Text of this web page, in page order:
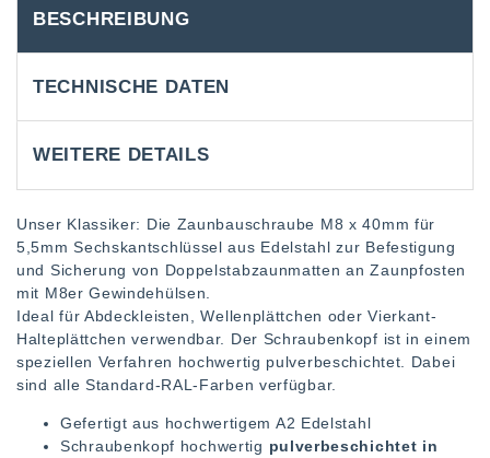
BESCHREIBUNG
TECHNISCHE DATEN
WEITERE DETAILS
Unser Klassiker: Die Zaunbauschraube M8 x 40mm für
5,5mm Sechskantschlüssel aus Edelstahl zur Befestigung
und Sicherung von Doppelstabzaunmatten an Zaunpfosten
mit M8er Gewindehülsen.
Ideal für Abdeckleisten, Wellenplättchen oder Vierkant-
Halteplättchen verwendbar. Der Schraubenkopf ist in einem
speziellen Verfahren hochwertig pulverbeschichtet. Dabei
sind alle Standard-RAL-Farben verfügbar.
Gefertigt aus hochwertigem A2 Edelstahl
Schraubenkopf hochwertig pulverbeschichtet in